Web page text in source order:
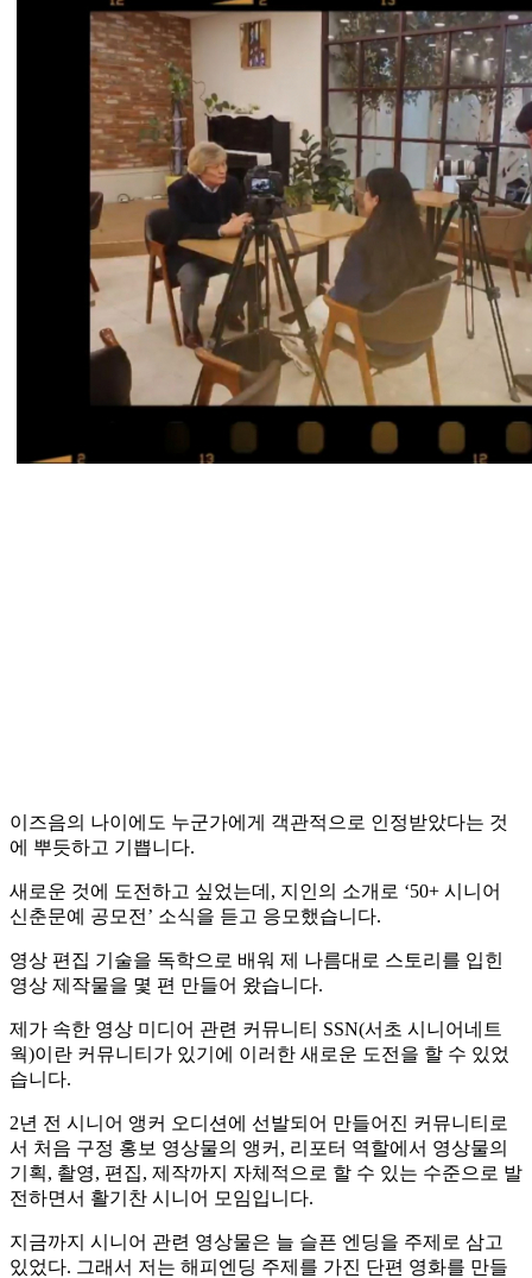
이즈음의 나이에도 누군가에게 객관적으로 인정받았다는 것
에 뿌듯하고 기쁩니다.
새로운 것에 도전하고 싶었는데, 지인의 소개로 ‘50+ 시니어
신춘문예 공모전’ 소식을 듣고 응모했습니다.
영상 편집 기술을 독학으로 배워 제 나름대로 스토리를 입힌
영상 제작물을 몇 편 만들어 왔습니다.
제가 속한 영상 미디어 관련 커뮤니티 SSN(서초 시니어네트
웍)이란 커뮤니티가 있기에 이러한 새로운 도전을 할 수 있었
습니다.
2년 전 시니어 앵커 오디션에 선발되어 만들어진 커뮤니티로
서 처음 구정 홍보 영상물의 앵커, 리포터 역할에서 영상물의
기획, 촬영, 편집, 제작까지 자체적으로 할 수 있는 수준으로 발
전하면서 활기찬 시니어 모임입니다.
지금까지 시니어 관련 영상물은 늘 슬픈 엔딩을 주제로 삼고
있었다. 그래서 저는 해피엔딩 주제를 가진 단편 영화를 만들